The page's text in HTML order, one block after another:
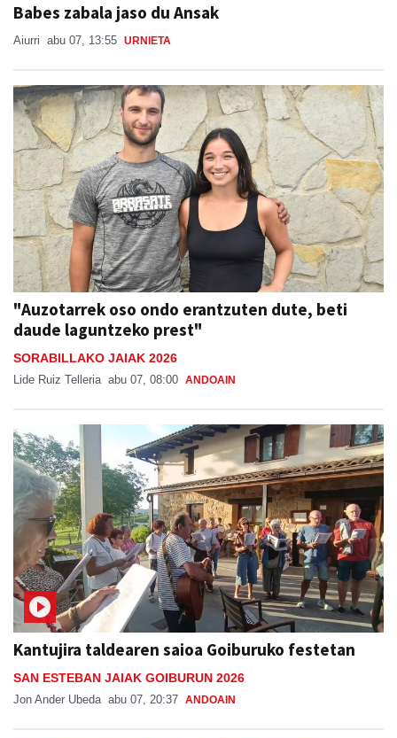
Babes zabala jaso du Ansak
Aiurri abu 07, 13:55 URNIETA
"Auzotarrek oso ondo erantzuten dute, beti
daude laguntzeko prest"
SORABILLAKO JAIAK 2026
Lide Ruiz Telleria abu 07, 08:00 ANDOAIN
Kantujira taldearen saioa Goiburuko festetan
SAN ESTEBAN JAIAK GOIBURUN 2026
Jon Ander Ubeda abu 07, 20:37 ANDOAIN